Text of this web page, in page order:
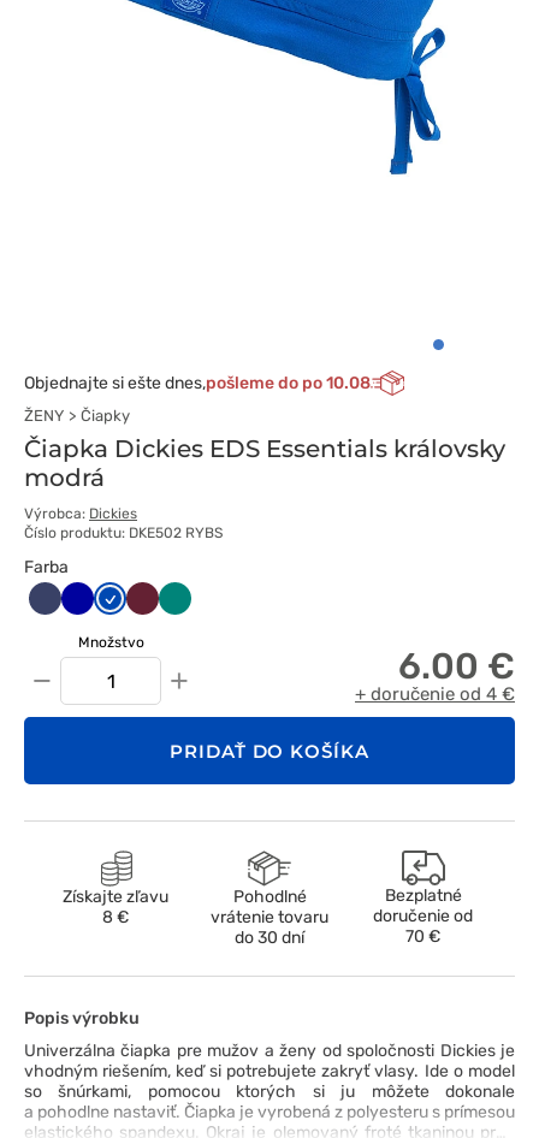
Objednajte si ešte dnes,pošleme do po 10.08
ŽENY Čiapky
Čiapka Dickies EDS Essentials královsky
modrá
Výrobca: Dickies
Číslo produktu: DKE502 RYBS
Farba
CiemnyGranatowy
KrólewskiWiśniowy
Zielony
Množstvo
− + 6.00 €
+ doručenie od 4 €
PRIDAŤ DO KOŠÍKA
Získajte zľavu
8 €
Pohodlné
vrátenie tovaru
do 30 dní
Bezplatné
doručenie od
70 €
Popis výrobku
Univerzálna čiapka pre mužov a ženy od spoločnosti Dickies je
vhodným riešením, keď si potrebujete zakryť vlasy. Ide o model
so šnúrkami, pomocou ktorých si ju môžete dokonale
a pohodlne nastaviť. Čiapka je vyrobená z polyesteru s prímesou
elastického spandexu. Okraj je olemovaný froté tkaninou proti